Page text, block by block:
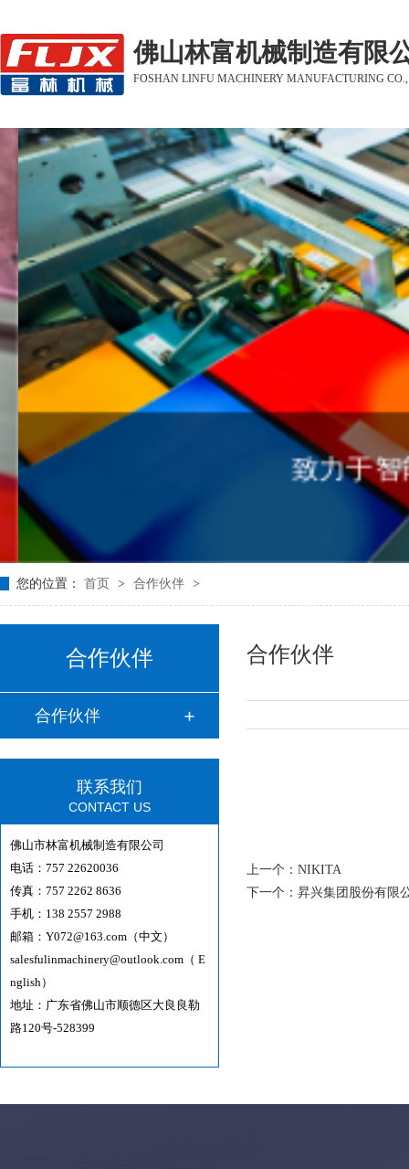
佛山林富机械制造有限
FOSHAN LINFU MACHINERY MANUFACTURING
致力于智
您的位置： 首页 > 合作伙伴 >
合作伙伴
合作伙伴
联系我们
CONTACT US
佛山市林富机械制造有限公司
电话：757 22620036
传真：757 2262 8636
手机：138 2557 2988
邮箱： Y072@163.com（中文）
salesfulinmachinery@outlook.com（ E
nglish）
地址：广东省佛山市顺德区大良良勒
路120号-528399
合作伙伴
上一个： NIKITA
下一个： 昇兴集团股份有限